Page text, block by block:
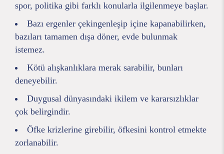
spor, politika gibi farklı konularla ilgilenmeye başlar.
Bazı ergenler çekingenleşip içine kapanabilirken,
bazıları tamamen dışa döner, evde bulunmak
istemez.
Kötü alışkanlıklara merak sarabilir, bunları
deneyebilir.
Duygusal dünyasındaki ikilem ve kararsızlıklar
çok belirgindir.
Öfke krizlerine girebilir, öfkesini kontrol etmekte
zorlanabilir.